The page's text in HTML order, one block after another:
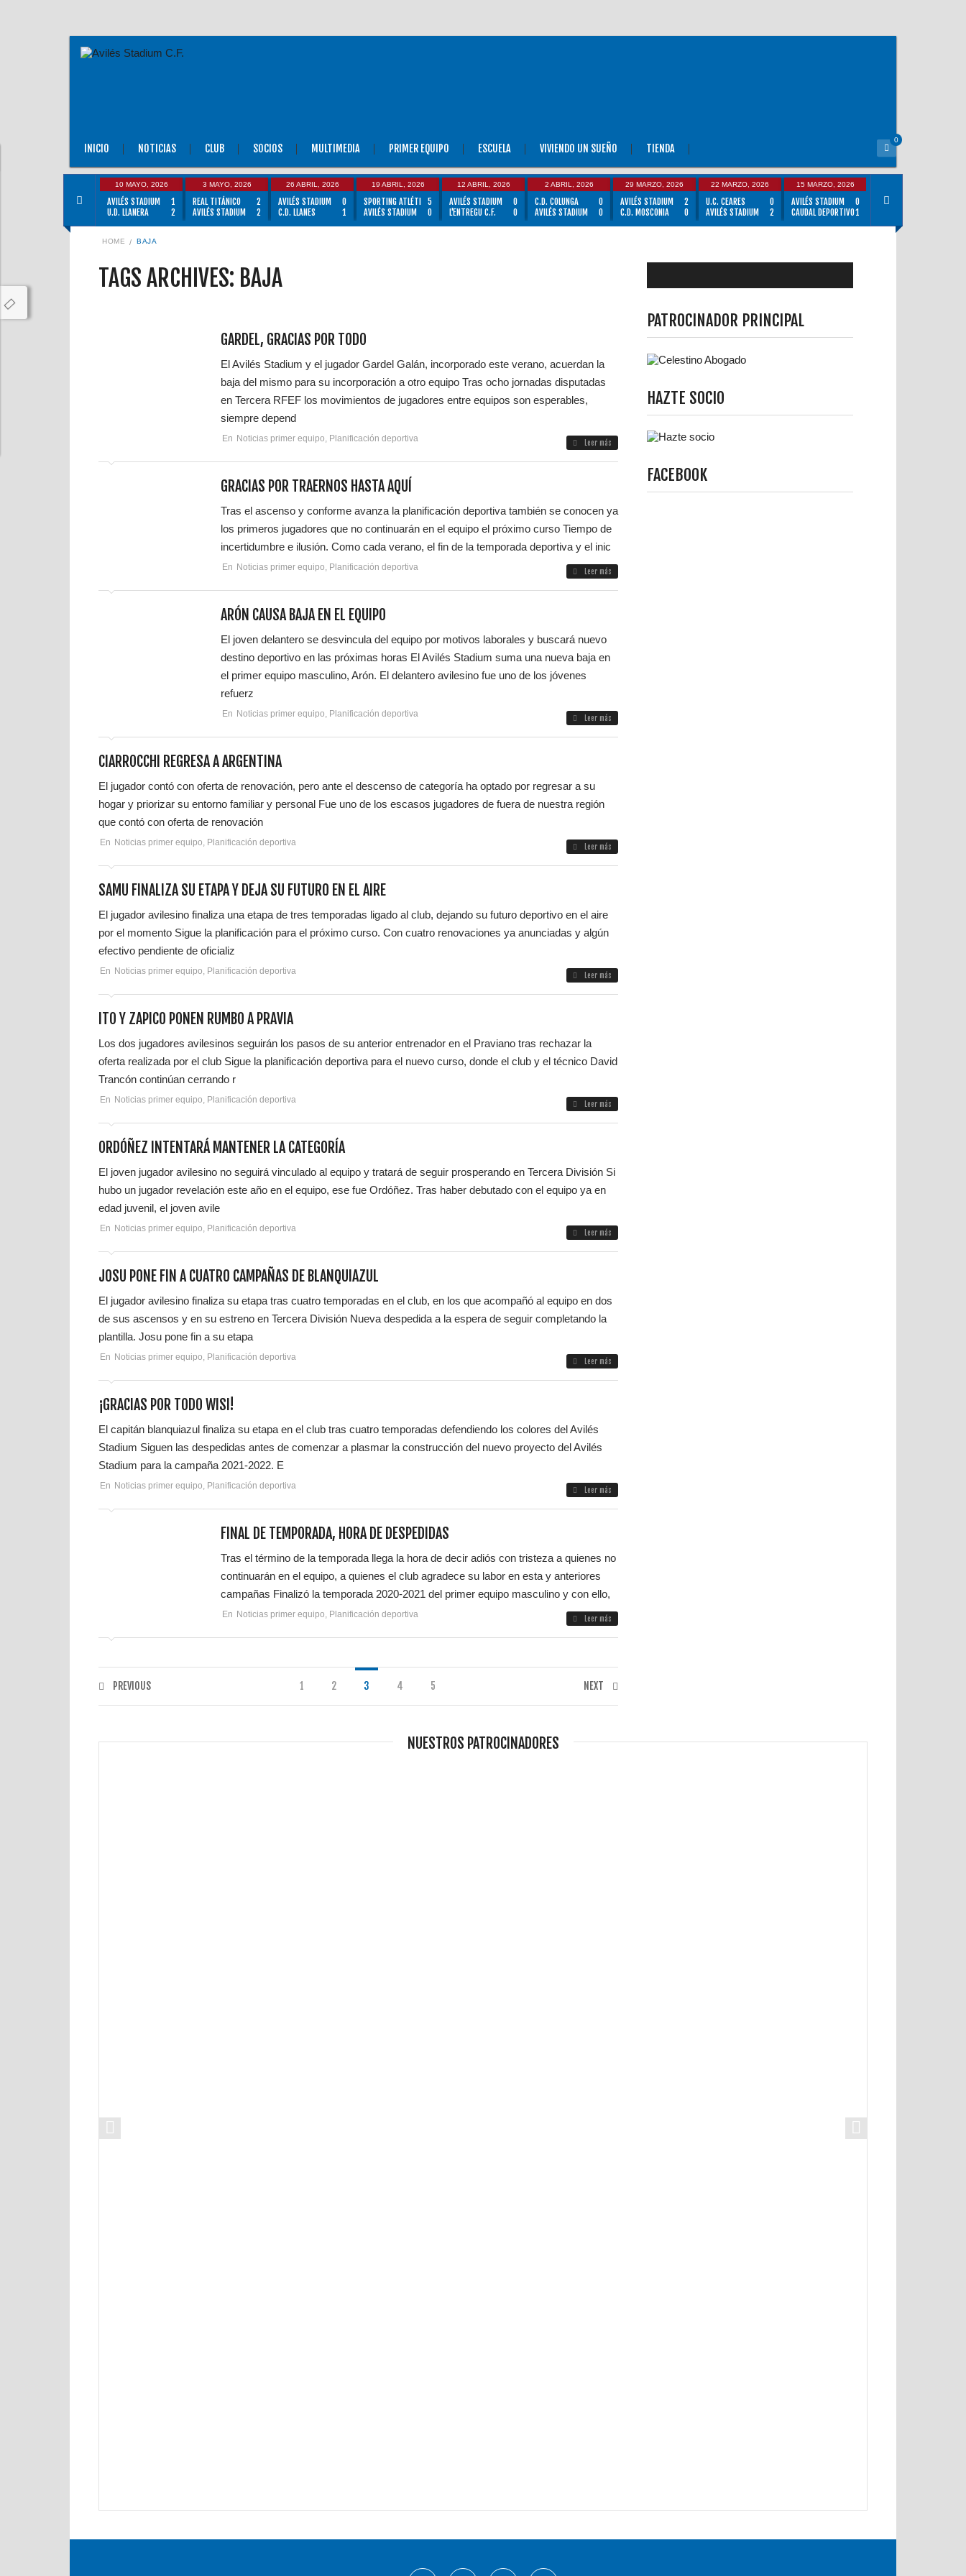
INICIO NOTICIAS CLUB SOCIOS MULTIMEDIA PRIMER EQUIPO ESCUELA VIVIENDO UN SUEÑO TIENDA
0
10 MAYO, 2026
AVILÉS STADIUM
1
U.D. LLANERA
2
3 MAYO, 2026
REAL TITÁNICO
2
AVILÉS STADIUM
2
26 ABRIL, 2026
AVILÉS STADIUM
0
C.D. LLANES
1
19 ABRIL, 2026
SPORTING ATLÉTI
5
AVILÉS STADIUM
0
12 ABRIL, 2026
AVILÉS STADIUM
0
L'ENTREGU C.F.
0
2 ABRIL, 2026
C.D. COLUNGA
0
AVILÉS STADIUM
0
29 MARZO, 2026
AVILÉS STADIUM
2
C.D. MOSCONIA
0
22 MARZO, 2026
U.C. CEARES
0
AVILÉS STADIUM
2
15 MARZO, 2026
AVILÉS STADIUM
0
CAUDAL DEPORTIVO1
HOME BAJA
TAGS ARCHIVES: BAJA
GARDEL, GRACIAS POR TODO
El Avilés Stadium y el jugador Gardel Galán, incorporado este verano, acuerdan la
baja del mismo para su incorporación a otro equipo Tras ocho jornadas disputadas
en Tercera RFEF los movimientos de jugadores entre equipos son esperables,
siempre depend
En Noticias primer equipo, Planificación deportiva Leer más
GRACIAS POR TRAERNOS HASTA AQUÍ
Tras el ascenso y conforme avanza la planificación deportiva también se conocen ya
los primeros jugadores que no continuarán en el equipo el próximo curso Tiempo de
incertidumbre e ilusión. Como cada verano, el fin de la temporada deportiva y el inic
En Noticias primer equipo, Planificación deportiva Leer más
ARÓN CAUSA BAJA EN EL EQUIPO
El joven delantero se desvincula del equipo por motivos laborales y buscará nuevo
destino deportivo en las próximas horas El Avilés Stadium suma una nueva baja en
el primer equipo masculino, Arón. El delantero avilesino fue uno de los jóvenes
refuerz
En Noticias primer equipo, Planificación deportiva Leer más
CIARROCCHI REGRESA A ARGENTINA
El jugador contó con oferta de renovación, pero ante el descenso de categoría ha optado por regresar a su
hogar y priorizar su entorno familiar y personal Fue uno de los escasos jugadores de fuera de nuestra región
que contó con oferta de renovación
En Noticias primer equipo, Planificación deportiva Leer más
SAMU FINALIZA SU ETAPA Y DEJA SU FUTURO EN EL AIRE
El jugador avilesino finaliza una etapa de tres temporadas ligado al club, dejando su futuro deportivo en el aire
por el momento Sigue la planificación para el próximo curso. Con cuatro renovaciones ya anunciadas y algún
efectivo pendiente de oficializ
En Noticias primer equipo, Planificación deportiva Leer más
ITO Y ZAPICO PONEN RUMBO A PRAVIA
Los dos jugadores avilesinos seguirán los pasos de su anterior entrenador en el Praviano tras rechazar la
oferta realizada por el club Sigue la planificación deportiva para el nuevo curso, donde el club y el técnico David
Trancón continúan cerrando r
En Noticias primer equipo, Planificación deportiva Leer más
ORDÓÑEZ INTENTARÁ MANTENER LA CATEGORÍA
El joven jugador avilesino no seguirá vinculado al equipo y tratará de seguir prosperando en Tercera División Si
hubo un jugador revelación este año en el equipo, ese fue Ordóñez. Tras haber debutado con el equipo ya en
edad juvenil, el joven avile
En Noticias primer equipo, Planificación deportiva Leer más
JOSU PONE FIN A CUATRO CAMPAÑAS DE BLANQUIAZUL
El jugador avilesino finaliza su etapa tras cuatro temporadas en el club, en los que acompañó al equipo en dos
de sus ascensos y en su estreno en Tercera División Nueva despedida a la espera de seguir completando la
plantilla. Josu pone fin a su etapa
En Noticias primer equipo, Planificación deportiva Leer más
¡GRACIAS POR TODO WISI!
El capitán blanquiazul finaliza su etapa en el club tras cuatro temporadas defendiendo los colores del Avilés
Stadium Siguen las despedidas antes de comenzar a plasmar la construcción del nuevo proyecto del Avilés
Stadium para la campaña 2021-2022. E
En Noticias primer equipo, Planificación deportiva Leer más
FINAL DE TEMPORADA, HORA DE DESPEDIDAS
Tras el término de la temporada llega la hora de decir adiós con tristeza a quienes no
continuarán en el equipo, a quienes el club agradece su labor en esta y anteriores
campañas Finalizó la temporada 2020-2021 del primer equipo masculino y con ello,
En Noticias primer equipo, Planificación deportiva Leer más
PREVIOUS 1 2 3 4 5 NEXT
PATROCINADOR PRINCIPAL
HAZTE SOCIO
FACEBOOK
NUESTROS PATROCINADORES